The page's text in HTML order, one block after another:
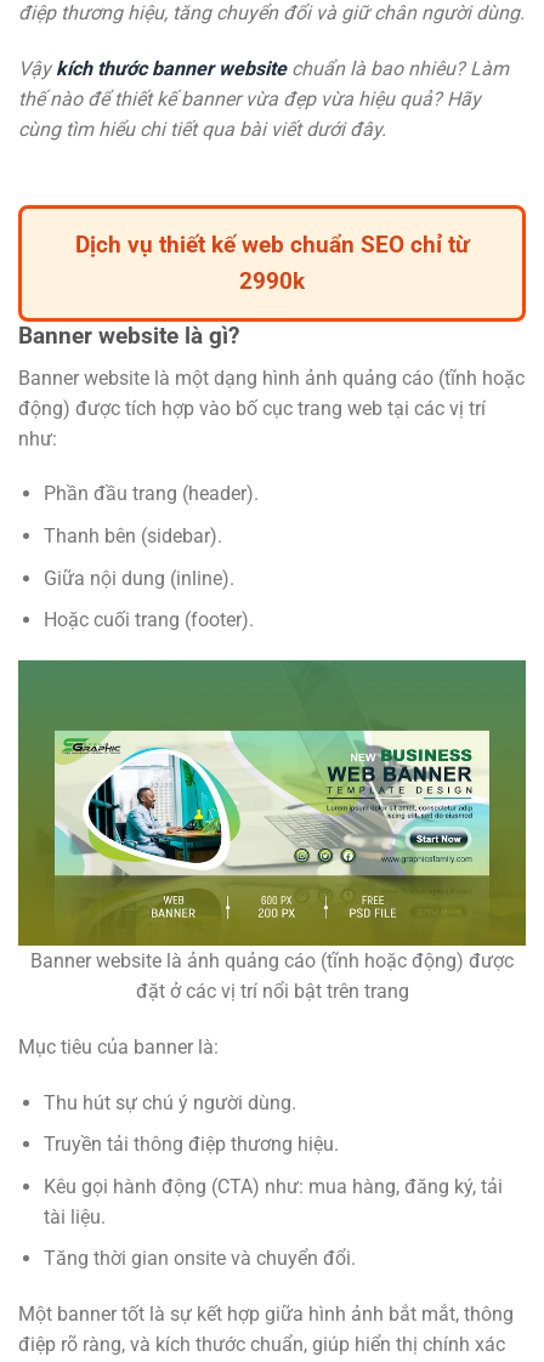
điệp thương hiệu, tăng chuyển đổi và giữ chân người dùng.
Vậy kích thước banner website chuẩn là bao nhiêu? Làm
thế nào để thiết kế banner vừa đẹp vừa hiệu quả? Hãy
cùng tìm hiểu chi tiết qua bài viết dưới đây.
Dịch vụ thiết kế web chuẩn SEO chỉ từ
2990k
Banner website là gì?
Banner website là một dạng hình ảnh quảng cáo (tĩnh hoặc
động) được tích hợp vào bố cục trang web tại các vị trí
như:
Phần đầu trang (header).
Thanh bên (sidebar).
Giữa nội dung (inline).
Hoặc cuối trang (footer).
Banner website là ảnh quảng cáo (tĩnh hoặc động) được
đặt ở các vị trí nổi bật trên trang
Mục tiêu của banner là:
Thu hút sự chú ý người dùng.
Truyền tải thông điệp thương hiệu.
Kêu gọi hành động (CTA) như: mua hàng, đăng ký, tải
tài liệu.
Tăng thời gian onsite và chuyển đổi.
Một banner tốt là sự kết hợp giữa hình ảnh bắt mắt, thông
điệp rõ ràng, và kích thước chuẩn, giúp hiển thị chính xác